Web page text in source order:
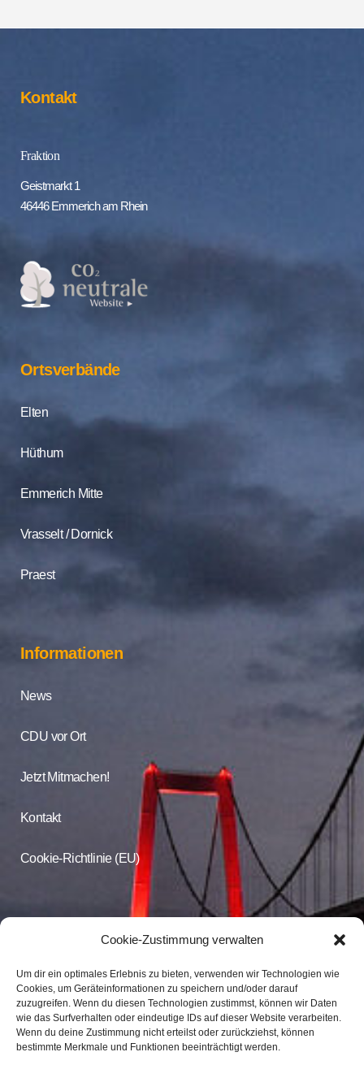
Cookie-Zustimmung verwalten
Um dir ein optimales Erlebnis zu bieten, verwenden wir Technologien wie
Cookies, um Geräteinformationen zu speichern und/oder darauf
zuzugreifen. Wenn du diesen Technologien zustimmst, können wir Daten
wie das Surfverhalten oder eindeutige IDs auf dieser Website verarbeiten.
Wenn du deine Zustimmung nicht erteilst oder zurückziehst, können
bestimmte Merkmale und Funktionen beeinträchtigt werden.
Kontakt
Fraktion
Geistmarkt 1
46446 Emmerich am Rhein
Ortsverbände
Elten
Hüthum
Emmerich Mitte
Vrasselt / Dornick
Praest
Informationen
News
CDU vor Ort
Jetzt Mitmachen!
Kontakt
Cookie-Richtlinie (EU)
CDU Online
Folgen Sie der CDU Emmerich auf Facebook und Instagram
CDU Emmerich
CDU Emmerich